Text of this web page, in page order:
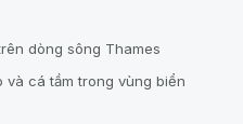
dòng sông Thames
và cá tầm trong vùng biển